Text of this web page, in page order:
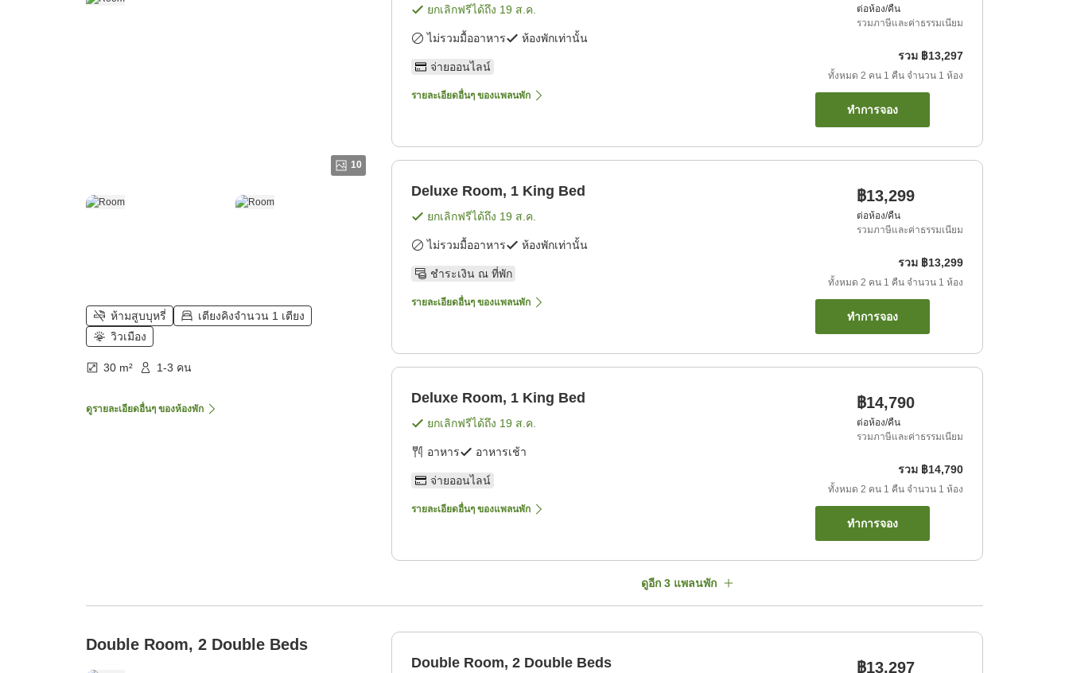
10
ห้ามสูบบุหรี่
เตียงคิงจำนวน 1 เตียง
วิวเมือง
30 m² 1-3 คน
ดูรายละเอียดอื่นๆ ของห้องพัก
ยกเลิกฟรีได้ถึง 19 ส.ค.
ไม่รวมมื้ออาหาร ห้องพักเท่านั้น
จ่ายออนไลน์
รายละเอียดอื่นๆ ของแพลนพัก
ต่อห้อง/คืน
รวมภาษีและค่าธรรมเนียม
รวม ฿13,297
ทั้งหมด 2 คน 1 คืน จำนวน 1 ห้อง
ทำการจอง
Deluxe Room, 1 King Bed
ยกเลิกฟรีได้ถึง 19 ส.ค.
ไม่รวมมื้ออาหาร ห้องพักเท่านั้น
ชำระเงิน ณ ที่พัก
รายละเอียดอื่นๆ ของแพลนพัก
฿13,299
ต่อห้อง/คืน
รวมภาษีและค่าธรรมเนียม
รวม ฿13,299
ทั้งหมด 2 คน 1 คืน จำนวน 1 ห้อง
ทำการจอง
Deluxe Room, 1 King Bed
ยกเลิกฟรีได้ถึง 19 ส.ค.
อาหาร อาหารเช้า
จ่ายออนไลน์
รายละเอียดอื่นๆ ของแพลนพัก
฿14,790
ต่อห้อง/คืน
รวมภาษีและค่าธรรมเนียม
รวม ฿14,790
ทั้งหมด 2 คน 1 คืน จำนวน 1 ห้อง
ทำการจอง
ดูอีก 3แพลนพัก
Double Room, 2 Double Beds
Double Room, 2 Double Beds ฿13,297